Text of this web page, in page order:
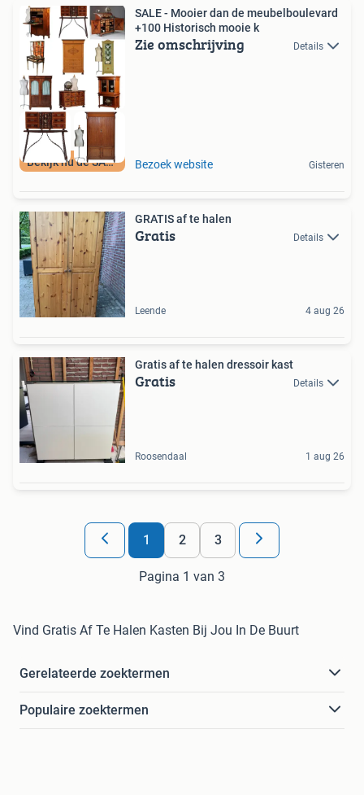
Bekijk nu de SALE
SALE - Mooier dan de meubelboulevard
+100 Historisch mooie k
Zie omschrijving Details
Bezoek website Gisteren
GRATIS af te halen
Gratis Details
Leende 4 aug 26
Gratis af te halen dressoir kast
Gratis Details
Roosendaal 1 aug 26
1 2 3
Pagina 1 van 3
Vind Gratis Af Te Halen Kasten Bij Jou In De Buurt
Gerelateerde zoektermen
Populaire zoektermen